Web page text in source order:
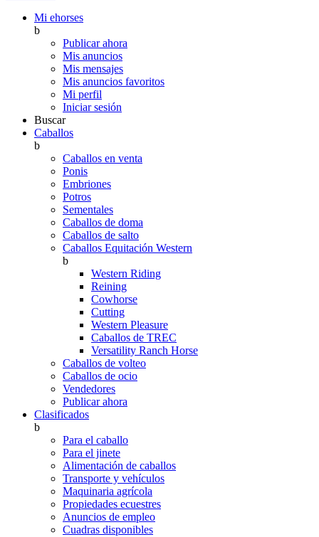
Mi ehorses
b
Publicar ahora
Mis anuncios
Mis mensajes
Mis anuncios favoritos
Mi perfil
Iniciar sesión
Buscar
Caballos
b
Caballos en venta
Ponis
Embriones
Potros
Sementales
Caballos de doma
Caballos de salto
Caballos Equitación Western
b
Western Riding
Reining
Cowhorse
Cutting
Western Pleasure
Caballos de TREC
Versatility Ranch Horse
Caballos de volteo
Caballos de ocio
Vendedores
Publicar ahora
Clasificados
b
Para el caballo
Para el jinete
Alimentación de caballos
Transporte y vehículos
Maquinaria agrícola
Propiedades ecuestres
Anuncios de empleo
Cuadras disponibles